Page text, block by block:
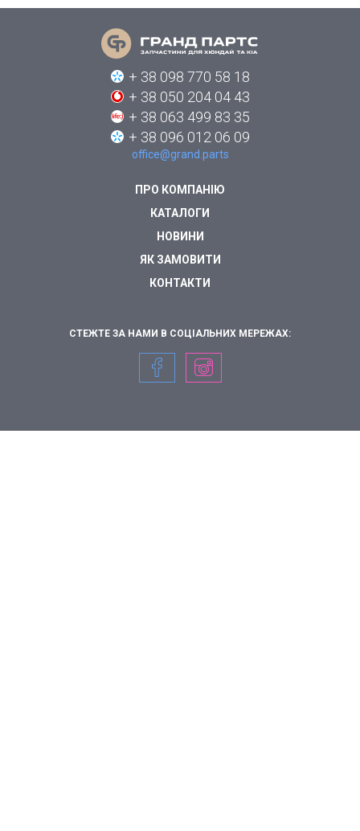
ПРО КОМПАНІЮ
КАТАЛОГИ
НОВИНИ
ЯК ЗАМОВИТИ
КОНТАКТИ
+ 38 098 770 58 18
+ 38 050 204 04 43
+ 38 063 499 83 35
+ 38 096 012 06 09
office@grand.parts
СТЕЖТЕ ЗА НАМИ В СОЦІАЛЬНИХ МЕРЕЖАХ: